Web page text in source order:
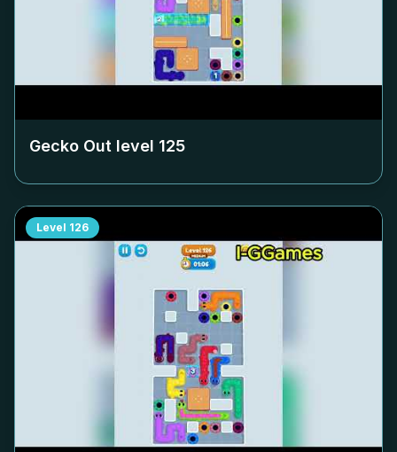
Gecko Out level 125
Level 126